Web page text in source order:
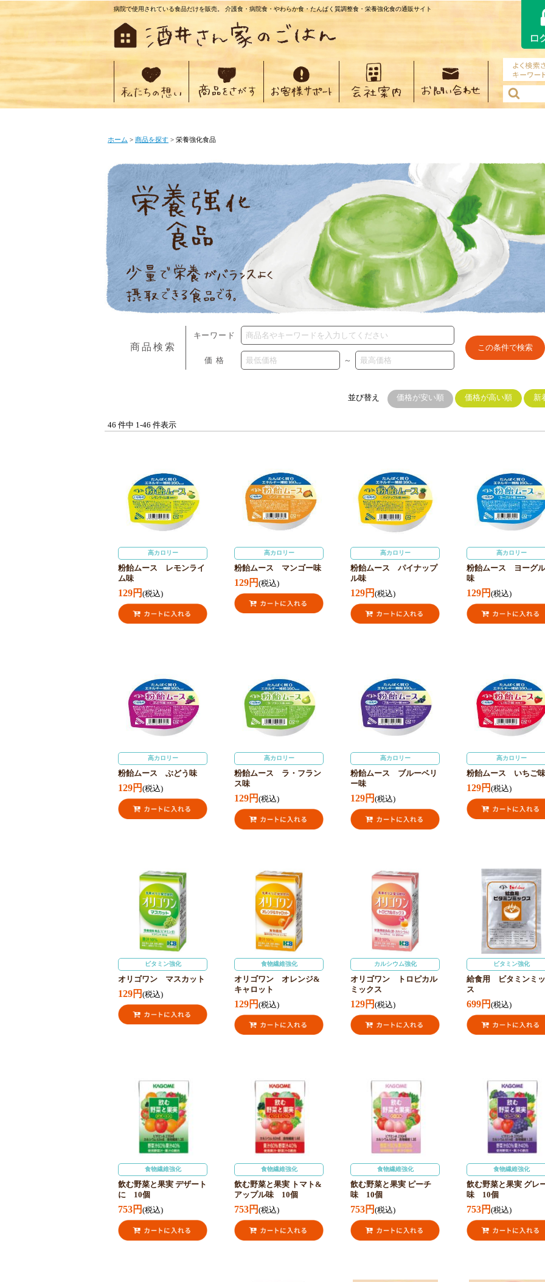
病院で使用されている食品だけを販売。 介護食・病院食・やわらか食・たんぱく質調整食・栄養強化食の通販サイト
ホーム > 商品を探す > 栄養強化食品
商品検索
キーワード
価格 ～
並び替え 価格が安い順 価格が高い順 新
46 件中 1-46 件表示
高カロリー
粉飴ムース レモンライ
ム味
129円 (税込)
高カロリー
粉飴ムース マンゴー味
129円 (税込)
高カロリー
粉飴ムース パイナップ
ル味
129円 (税込)
高カロリー
粉飴ムース ヨーグ
味
129円 (税込)
高カロリー
粉飴ムース ぶどう味
129円 (税込)
高カロリー
粉飴ムース ラ・フラン
ス味
129円 (税込)
高カロリー
粉飴ムース ブルーベリ
ー味
129円 (税込)
高カロリー
粉飴ムース いちご味
129円 (税込)
ビタミン強化
オリゴワン マスカット
129円 (税込)
食物繊維強化
オリゴワン オレンジ&
キャロット
129円 (税込)
カルシウム強化
オリゴワン トロピカル
ミックス
129円 (税込)
ビタミン強化
給食用 ビタミンミ
ス
699円 (税込)
食物繊維強化
飲む野菜と果実 デザート
に 10個
753円 (税込)
食物繊維強化
飲む野菜と果実 トマト&
アップル味 10個
753円 (税込)
食物繊維強化
飲む野菜と果実 ピーチ
味 10個
753円 (税込)
食物繊維強化
飲む野菜と果実 グレ
味 10個
753円 (税込)